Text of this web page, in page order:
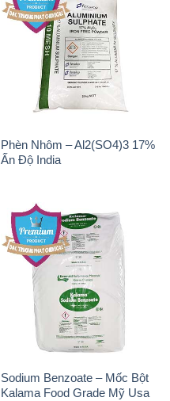
Phèn Nhôm – Al2(SO4)3 17%
Ấn Độ India
Sodium Benzoate – Mốc Bột
Kalama Food Grade Mỹ Usa